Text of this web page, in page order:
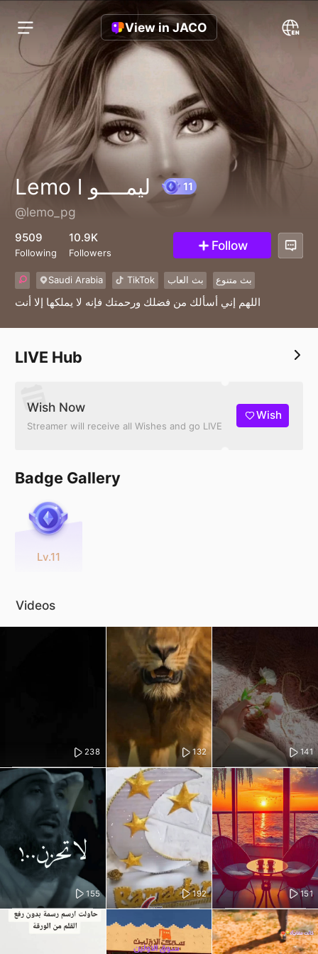
View in JACO
@lemo_pg
9509
Following
10.9K
Followers Follow
Saudi Arabia TikTok بث العاب بث متنوع
‏اللهم إني أسألك من فضلك ورحمتك فإنه لا يملكها إلا أنت
LIVE Hub
Wish Now
Streamer will receive all Wishes and go LIVE
Wish
Badge Gallery
Lv.11
Videos
238 132 141
155 192 151